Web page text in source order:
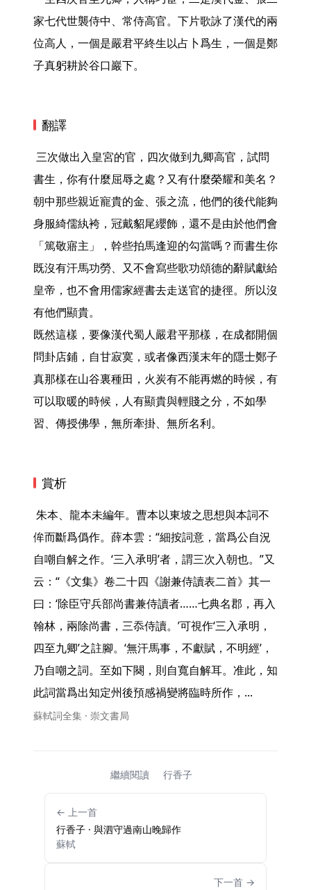
家七代世襲侍中、常侍高官。下片歌詠了漢代的兩
位高人，一個是嚴君平終生以占卜爲生，一個是鄭
子真躬耕於谷口巖下。
翻譯
書生，你有什麼屈辱之處？又有什麼榮耀和美名？
朝中那些親近寵貴的金、張之流，他們的後代能夠
身服綺儒紈袴，冠戴貂尾纓飾，還不是由於他們會
「篤敬寤主」，幹些拍馬逢迎的勾當嗎？而書生你
既沒有汗馬功勞、又不會寫些歌功頌德的辭賦獻給
皇帝，也不會用儒家經書去走送官的捷徑。所以沒
有他們顯貴。
既然這樣，要像漢代蜀人嚴君平那樣，在成都開個
問卦店鋪，自甘寂寞，或者像西漢末年的隱士鄭子
真那樣在山谷裏種田，火炭有不能再燃的時候，有
可以取暖的時候，人有顯貴與輕賤之分，不如學
習、傳授佛學，無所牽掛、無所名利。
賞析
侔而斷爲僞作。薛本雲：“細按詞意，當爲公自況
自嘲自解之作。‘三入承明’者，謂三次入朝也。”又
云：“《文集》卷二十四《謝兼侍讀表二首》其一
曰：‘除臣守兵部尚書兼侍讀者……七典名郡，再入
翰林，兩除尚書，三忝侍讀。’可視作‘三入承明，
四至九卿’之註腳。‘無汗馬事，不獻賦，不明經’，
乃自嘲之詞。至如下闋，則自寬自解耳。准此，知
此詞當爲出知定州後預感禍變將臨時所作，...
蘇軾詞全集 · 崇文書局
繼續閱讀 行香子
← 上一首
行香子 · 與泗守過南山晚歸作
蘇軾
下一首 →